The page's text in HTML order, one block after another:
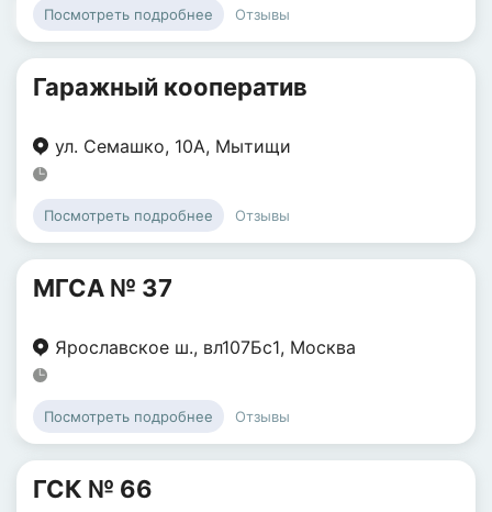
Посмотреть подробнее Отзывы
Гаражный кооператив
ул. Семашко, 10А, Мытищи
Посмотреть подробнее Отзывы
МГСА № 37
Ярославское ш., вл107Бс1, Москва
Посмотреть подробнее Отзывы
ГСК № 66